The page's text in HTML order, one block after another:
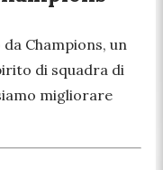
Champions, un
di squadra di
migliorare